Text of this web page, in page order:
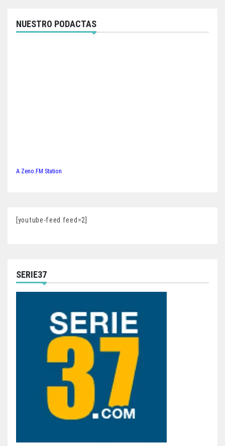
NUESTRO PODACTAS
A Zeno.FM Station
[youtube-feed feed=2]
SERIE37